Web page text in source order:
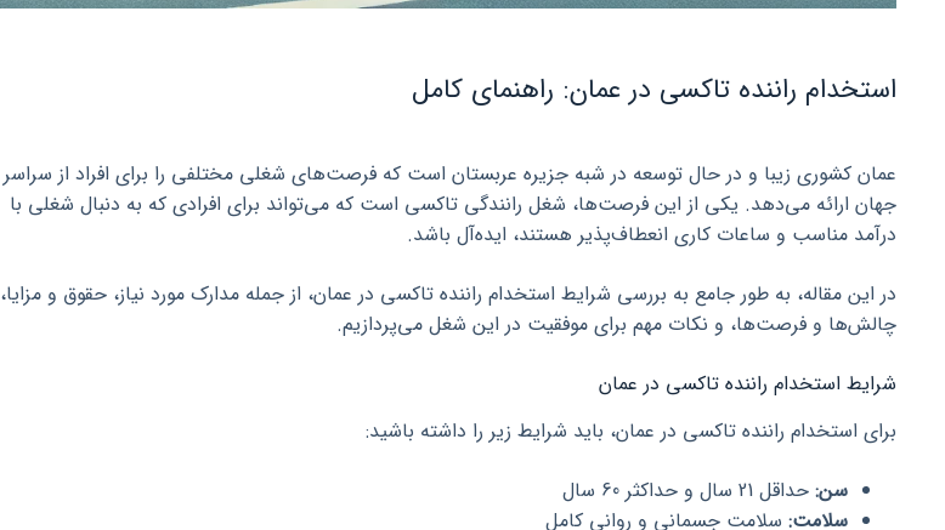
استخدام راننده تاکسی در عمان: راهنمای کامل
عمان کشوری زیبا و در حال توسعه در شبه جزیره عربستان است که فرصت‌های شغلی مختلفی را برای افراد از سراسر
جهان ارائه می‌دهد. یکی از این فرصت‌ها، شغل رانندگی تاکسی است که می‌تواند برای افرادی که به دنبال شغلی با
درآمد مناسب و ساعات کاری انعطاف‌پذیر هستند، ایده‌آل باشد.
در این مقاله، به طور جامع به بررسی شرایط استخدام راننده تاکسی در عمان، از جمله مدارک مورد نیاز، حقوق و مزایا،
چالش‌ها و فرصت‌ها، و نکات مهم برای موفقیت در این شغل می‌پردازیم.
شرایط استخدام راننده تاکسی در عمان
برای استخدام راننده تاکسی در عمان، باید شرایط زیر را داشته باشید:
سن: حداقل 21 سال و حداکثر 60 سال
سلامت: سلامت جسمانی و روانی کامل